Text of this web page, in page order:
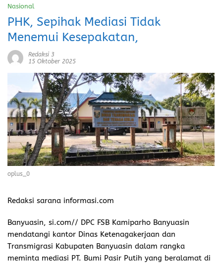
Nasional
PHK, Sepihak Mediasi Tidak
Menemui Kesepakatan,
Redaksi 3
15 Oktober 2025
oplus_0
Redaksi sarana informasi.com
Banyuasin, si.com// DPC FSB Kamiparho Banyuasin
mendatangi kantor Dinas Ketenagakerjaan dan
Transmigrasi Kabupaten Banyuasin dalam rangka
meminta mediasi PT. Bumi Pasir Putih yang beralamat di